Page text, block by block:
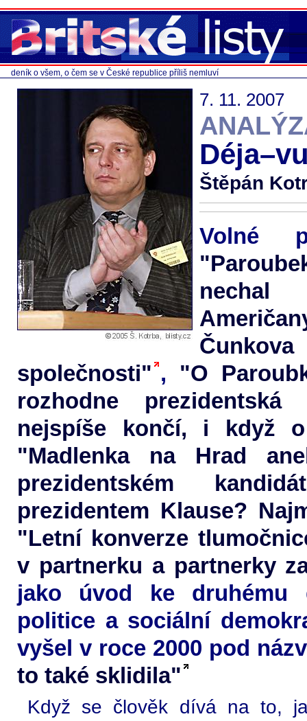
deník o všem, o čem se v České republice příliš nemluví
7. 11. 2007
Štěpán
Volné
společnosti" , "O
rozhodne prezidentská
nejspíše končí, i když
"Madlenka na Hrad
prezidentském
prezidentem Klause?
"Letní konverze
v partnerku a partnerky
jako úvod ke
politice a sociální
vyšel v roce 2000 pod
to také sklidila"
Když se člověk dívá na to,